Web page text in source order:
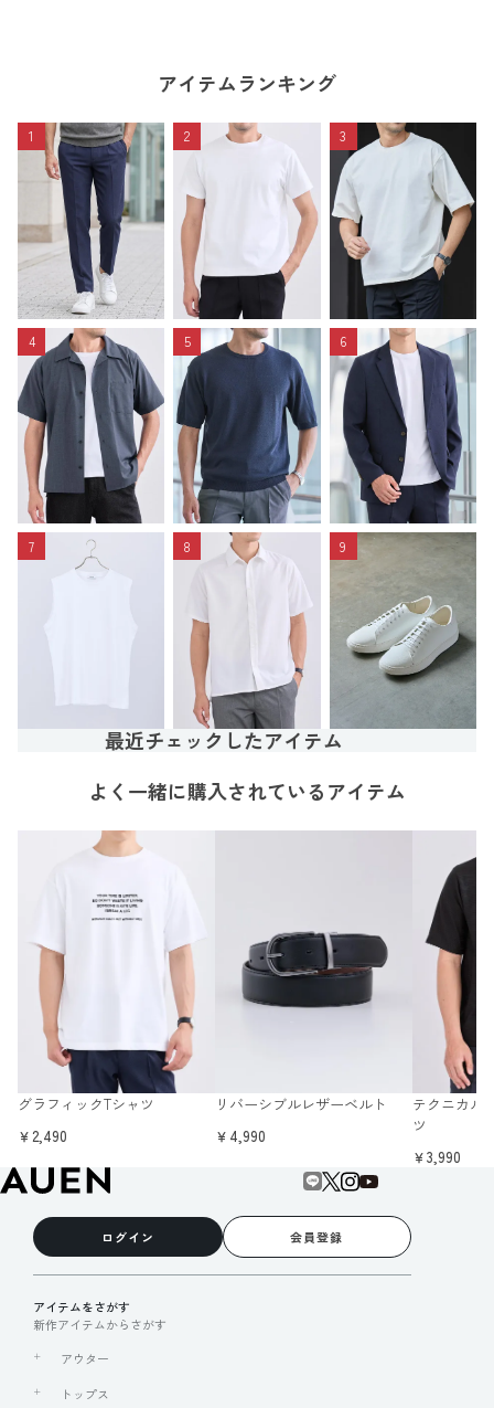
アイテムランキング
1 2 3
4 5 6
7 8 9
最近チェックしたアイテム
よく一緒に購入されているアイテム
グラフィックTシャツ
￥2,490
リバーシブルレザーベルト
￥4,990
テクニカル
ツ
￥3,990
ログイン 会員登録
アイテムをさがす
新作アイテムからさがす
アウター
トップス